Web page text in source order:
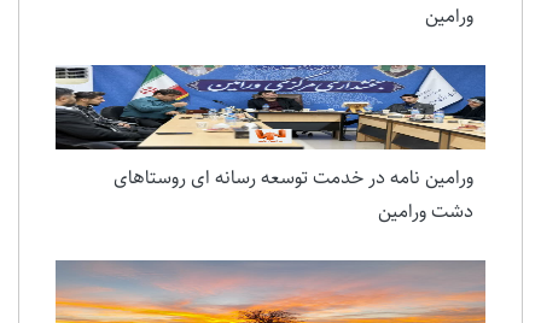
ورامین
ورامین نامه در خدمت توسعه رسانه ای روستاهای
دشت ورامین